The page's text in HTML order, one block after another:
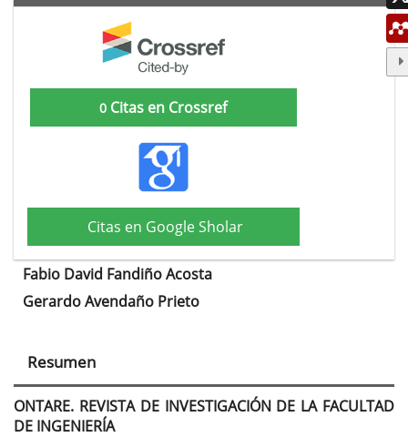
0 Citas en Crossref
Citas en Google Sholar
Contenido
del
artículo
Fabio David Fandiño Acosta
Gerardo Avendaño Prieto
Resumen
ONTARE. REVISTA DE INVESTIGACIÓN DE LA FACULTAD
DE INGENIERÍA